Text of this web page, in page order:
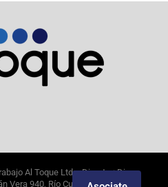
Al Toque Ltda. Director: Diego
Vera 940, Río Cuarto, Córdoba.